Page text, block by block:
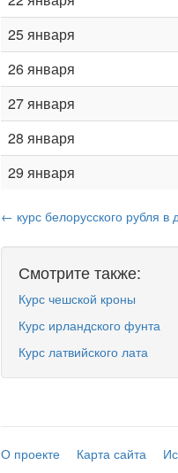
25 января
26 января
27 января
28 января
29 января
← курс белорусского рубля в
Смотрите также:
Курс чешской кроны
Курс ирландского фунта
Курс латвийского лата
О проекте Карта сайта